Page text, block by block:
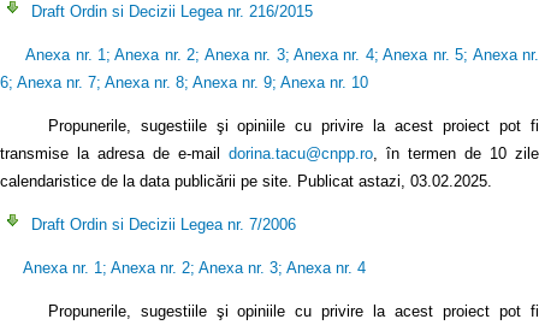
Draft Ordin si Decizii Legea nr. 216/2015
Anexa nr. 1 ;Anexa nr. 2; Anexa nr. 3;Anexa nr. 4;Anexa nr. 5; Anexa nr.
6; Anexa nr. 7; Anexa nr. 8; Anexa nr. 9; Anexa nr. 10
Propunerile, sugestiile şi opiniile cu privire la acest proiect pot fi
transmise la adresa de e-mail dorina.tacu@cnpp.ro , în termen de 10 zile
calendaristice de la data publicării pe site. Publicat astazi, 03.02.2025.
Draft Ordin si Decizii Legea nr. 7/2006
Anexa nr. 1 ; Anexa nr. 2; Anexa nr. 3; Anexa nr. 4
Propunerile, sugestiile şi opiniile cu privire la acest proiect pot fi